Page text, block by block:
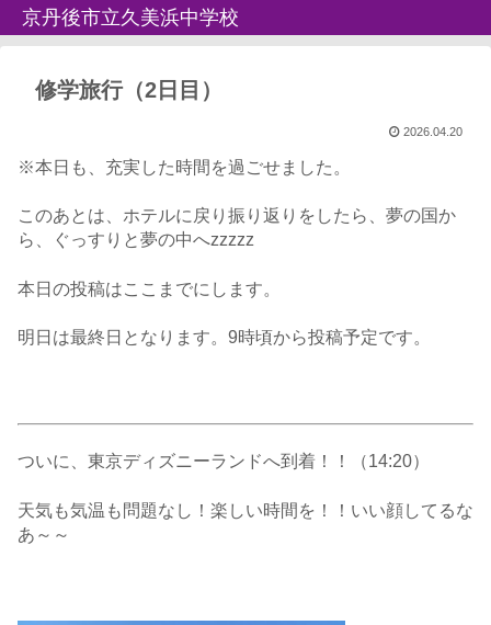
京丹後市立久美浜中学校
修学旅行（2日目）
2026.04.20
※本日も、充実した時間を過ごせました。
このあとは、ホテルに戻り振り返りをしたら、夢の国か
ら、ぐっすりと夢の中へzzzzz
本日の投稿はここまでにします。
明日は最終日となります。9時頃から投稿予定です。
ついに、東京ディズニーランドへ到着！！（14:20）
天気も気温も問題なし！楽しい時間を！！いい顔してるな
あ～～